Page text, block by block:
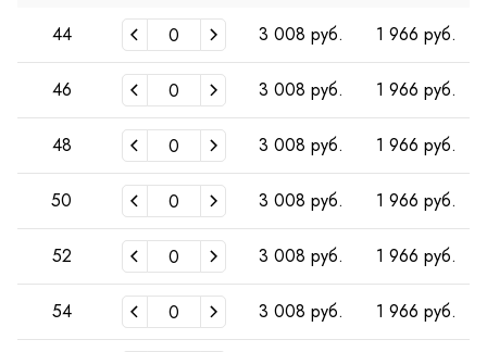
44 3 008 руб. 1 966 руб.
46 3 008 руб. 1 966 руб.
48 3 008 руб. 1 966 руб.
50 3 008 руб. 1 966 руб.
52 3 008 руб. 1 966 руб.
54 3 008 руб. 1 966 руб.